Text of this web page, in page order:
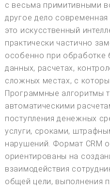
с весьма примитивными
другое дело
это искусственный
практически частично
особенно при
данных, расчетах,
сложных местах, с
Программные алгоритмы
автоматическими
поступления денежных
услуги, сроками,
нарушений. Формат CRM
ориентированы на
взаимодействия
общей цели, выполнения